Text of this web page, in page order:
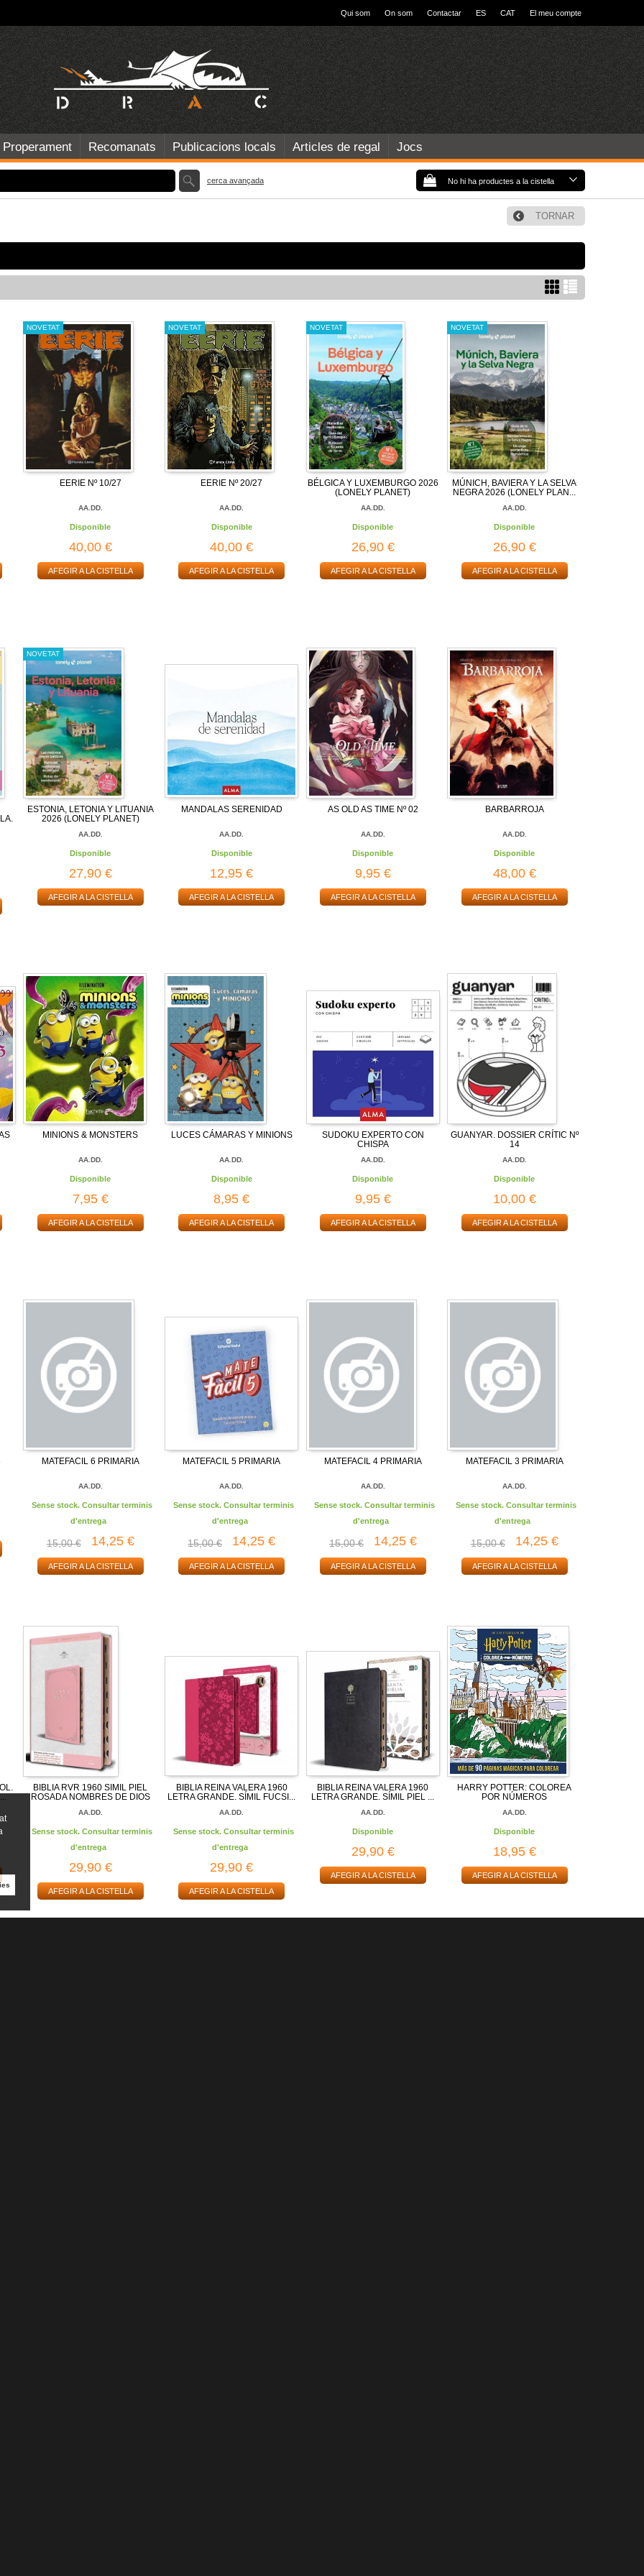
Qui som On som Contactar ES CAT El meu compte
Properament Recomanats Publicacions locals Articles de regal Jocs
No hi ha productes a la cistella
cerca avançada
TORNAR
NOVETAT
EERIE Nº 10/27
AA.DD.
Disponible
40,00 €
AFEGIR A LA CISTELLA
NOVETAT
EERIE Nº 20/27
AA.DD.
Disponible
40,00 €
AFEGIR A LA CISTELLA
NOVETAT
BÉLGICA Y LUXEMBURGO 2026
(LONELY PLANET)
AA.DD.
Disponible
26,90 €
AFEGIR A LA CISTELLA
NOVETAT
MÚNICH, BAVIERA Y LA SELVA
NEGRA 2026 (LONELY PLAN...
AA.DD.
Disponible
26,90 €
AFEGIR A LA CISTELLA
NOVETAT
ESTONIA, LETONIA Y LITUANIA
2026 (LONELY PLANET)
AA.DD.
Disponible
27,90 €
AFEGIR A LA CISTELLA
MANDALAS SERENIDAD
AA.DD.
Disponible
12,95 €
AFEGIR A LA CISTELLA
AS OLD AS TIME Nº 02
AA.DD.
Disponible
9,95 €
AFEGIR A LA CISTELLA
BARBARROJA
AA.DD.
Disponible
48,00 €
AFEGIR A LA CISTELLA
MINIONS & MONSTERS
AA.DD.
Disponible
7,95 €
AFEGIR A LA CISTELLA
LUCES CÁMARAS Y MINIONS
AA.DD.
Disponible
8,95 €
AFEGIR A LA CISTELLA
SUDOKU EXPERTO CON
CHISPA
AA.DD.
Disponible
9,95 €
AFEGIR A LA CISTELLA
GUANYAR. DOSSIER CRÍTIC Nº
14
AA.DD.
Disponible
10,00 €
AFEGIR A LA CISTELLA
MATEFACIL 6 PRIMARIA
AA.DD.
Sense stock. Consultar terminis
d'entrega
15,00 € 14,25 €
AFEGIR A LA CISTELLA
MATEFACIL 5 PRIMARIA
AA.DD.
Sense stock. Consultar terminis
d'entrega
15,00 € 14,25 €
AFEGIR A LA CISTELLA
MATEFACIL 4 PRIMARIA
AA.DD.
Sense stock. Consultar terminis
d'entrega
15,00 € 14,25 €
AFEGIR A LA CISTELLA
MATEFACIL 3 PRIMARIA
AA.DD.
Sense stock. Consultar terminis
d'entrega
15,00 € 14,25 €
AFEGIR A LA CISTELLA
BIBLIA RVR 1960 SIMIL PIEL
ROSADA NOMBRES DE DIOS
AA.DD.
Sense stock. Consultar terminis
d'entrega
29,90 €
AFEGIR A LA CISTELLA
BIBLIA REINA VALERA 1960
LETRA GRANDE. SÍMIL FUCSI...
AA.DD.
Sense stock. Consultar terminis
d'entrega
29,90 €
AFEGIR A LA CISTELLA
BIBLIA REINA VALERA 1960
LETRA GRANDE. SÍMIL PIEL ...
AA.DD.
Disponible
29,90 €
AFEGIR A LA CISTELLA
HARRY POTTER: COLOREA
POR NÚMEROS
AA.DD.
Disponible
18,95 €
AFEGIR A LA CISTELLA